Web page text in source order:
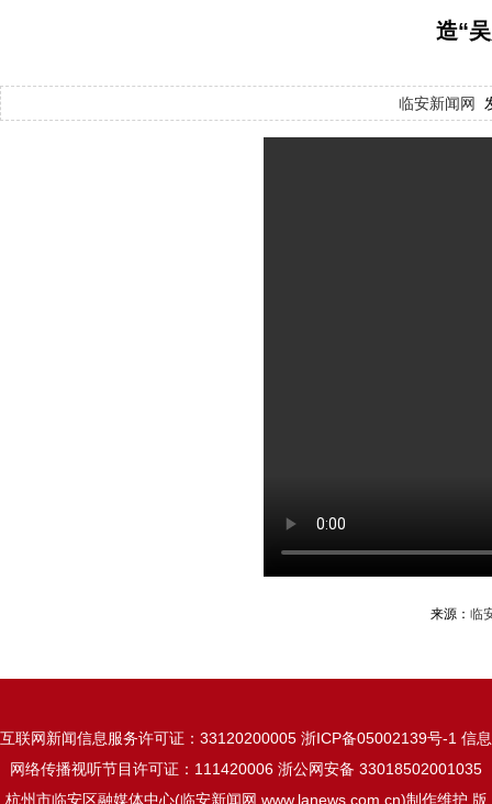
造“
临安新闻网
来源： 临
互联网新闻信息服务许可证：33120200005 浙ICP备05002139号-1 信息
网络传播视听节目许可证：111420006 浙公网安备 33018502001035
杭州市临安区融媒体中心(临安新闻网 www.lanews.com.cn)制作维护 版